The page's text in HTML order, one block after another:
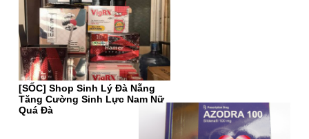
[SỐC] Shop Sinh Lý Đà Nẵng
Tăng Cường Sinh Lực Nam Nữ
Quá Đà